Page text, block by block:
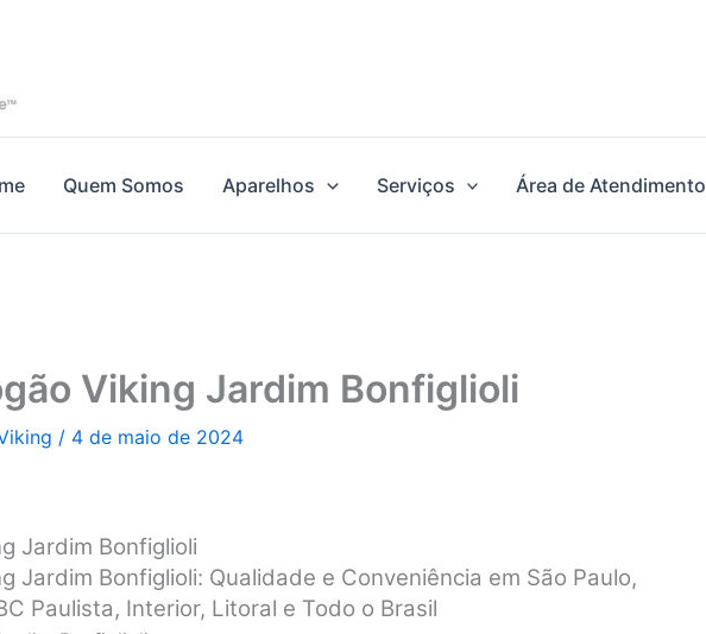
Quem Somos Aparelhos Serviços Área de Atendimento
Viking Jardim Bonfiglioli
/ 4 de maio de 2024
Jardim Bonfiglioli
Jardim Bonfiglioli: Qualidade e Conveniência em São Paulo,
Paulista, Interior, Litoral e Todo o Brasil